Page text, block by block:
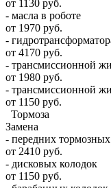
от 1130 руб.
- масла в роботе
от 1970 руб.
-
от 4170 руб.
- трансмиссионной
от 1980 руб.
- трансмиссионной
от 1150 руб.
Тормоза
Замена
- передних
от 2410 руб.
- дисковых колодок
от 1150 руб.